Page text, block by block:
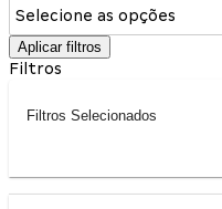
Selecione as opções
Aplicar filtros
Filtros
Filtros Selecionados